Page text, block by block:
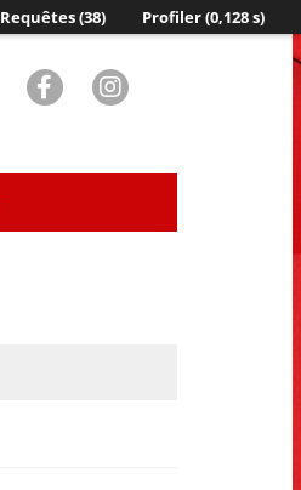
Profiler (0,128s)
Requêtes (38)